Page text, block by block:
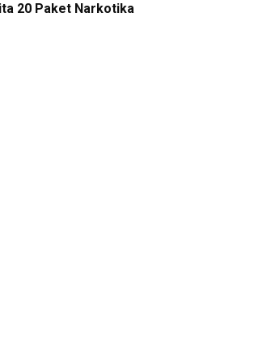
20 Paket Narkotika